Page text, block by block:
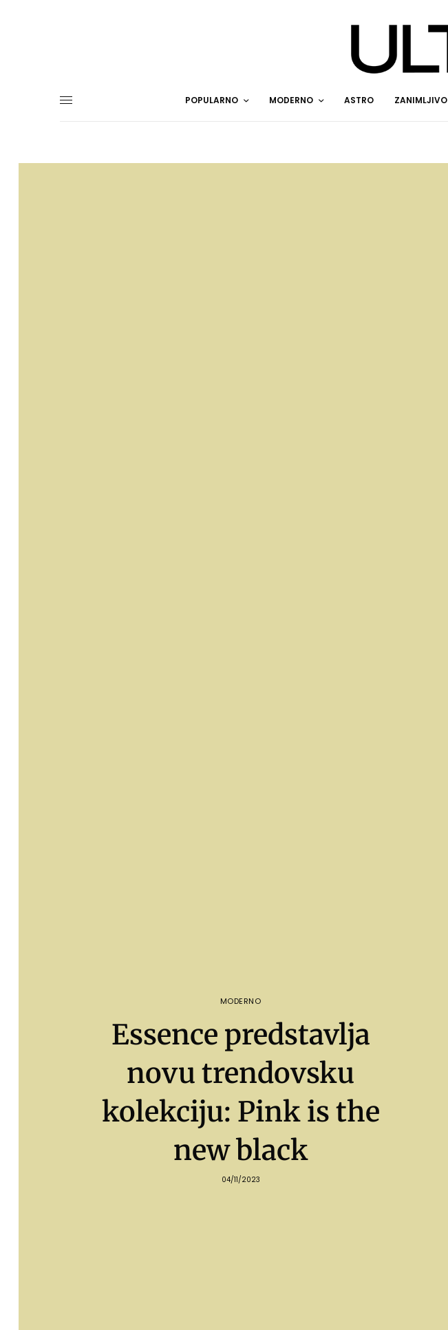
POPULARNO MODERNO ASTRO ZANIMLJIVO
MODERNO
Essence predstavlja
novu trendovsku
kolekciju: Pink is the
new black
04/11/2023